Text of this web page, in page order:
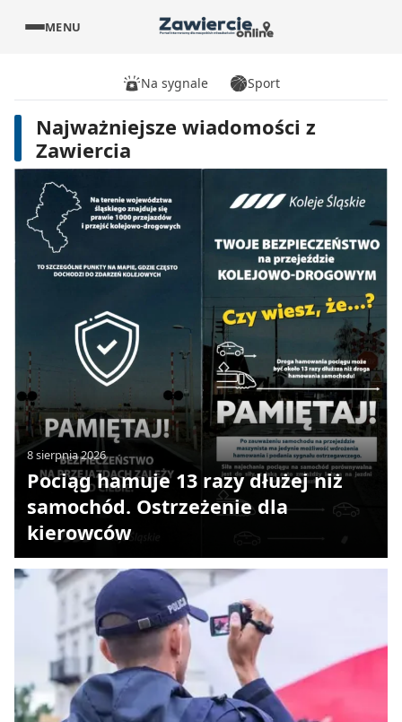
MENU
Na sygnale Sport
Najważniejsze wiadomości z
Zawiercia
8 sierpnia 2026
Pociąg hamuje 13 razy dłużej niż
samochód. Ostrzeżenie dla
kierowców